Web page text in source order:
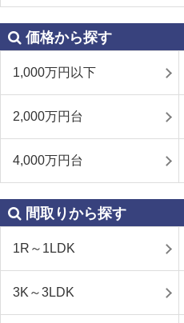
価格から探す
1,000万円以下
2,000万円台
4,000万円台
間取りから探す
1R～1LDK
3K～3LDK